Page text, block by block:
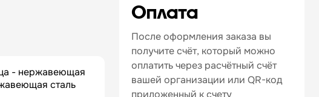
решетка
Оплата
После оформления заказа вы
получите счёт, который можно
оплатить через расчётный счёт
вашей организации или QR-код
приложенный к счету
- нержавеющая
сталь